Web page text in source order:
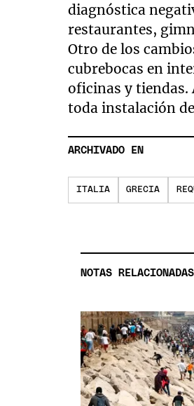
diagnóstica
restaurantes,
Otro de los
cubrebocas en
oficinas y tiendas.
toda instalación
ARCHIVADO EN
ITALIA GRECIA
NOTAS RELACIONADAS